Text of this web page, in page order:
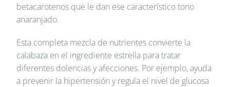
betacarotenos que le dan ese característico tono
anaranjado.
Esta completa mezcla de nutrientes convierte la
calabaza en el ingrediente estrella para tratar
diferentes dolencias y afecciones. Por ejemplo, ayuda
a prevenir la hipertensión y regula el nivel de glucosa